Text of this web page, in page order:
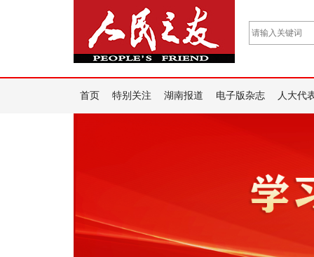
首页 特别关注 湖南报道 电子版杂志 人大代